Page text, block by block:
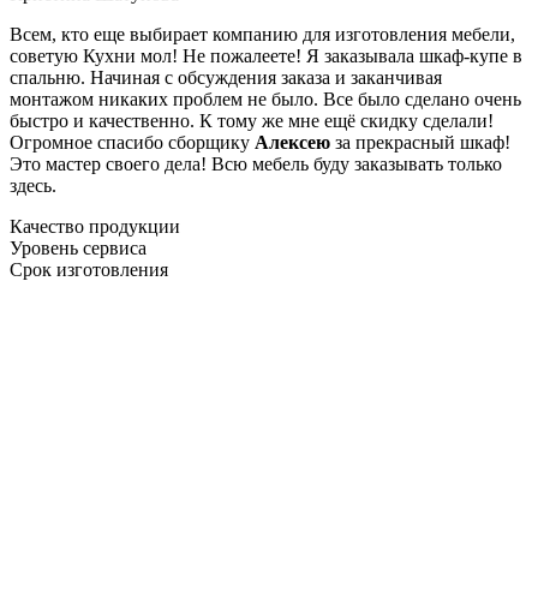
Всем, кто еще выбирает компанию для изготовления мебели,
советую Кухни мол! Не пожалеете! Я заказывала шкаф-купе в
спальню. Начиная с обсуждения заказа и заканчивая
монтажом никаких проблем не было. Все было сделано очень
быстро и качественно. К тому же мне ещё скидку сделали!
Огромное спасибо сборщику Алексею за прекрасный шкаф!
Это мастер своего дела! Всю мебель буду заказывать только
здесь.
Качество продукции
Уровень сервиса
Срок изготовления